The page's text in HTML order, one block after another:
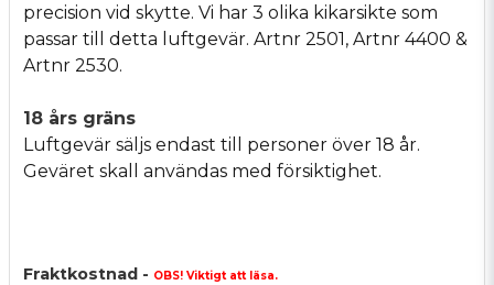
precision vid skytte. Vi har 3 olika kikarsikte som
passar till detta luftgevär. Artnr 2501, Artnr 4400 &
Artnr 2530.
18 års gräns
Luftgevär säljs endast till personer över 18 år.
Geväret skall användas med försiktighet.
Fraktkostnad - OBS! Viktigt att läsa.